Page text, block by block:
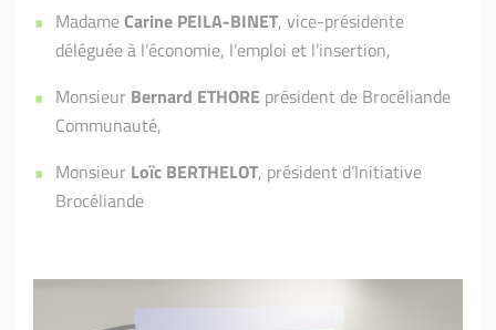
MadameCarine PEILA-BINET, vice-présidente
déléguée à l’économie, l’emploi et l’insertion,
Monsieur Bernard ETHORE président de Brocéliande
Communauté,
Monsieur Loïc BERTHELOT, président d’Initiative
Brocéliande